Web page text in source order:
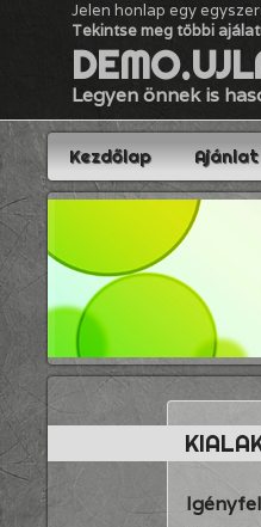
Jelen honlap egy
Tekintse meg többi
Legyen önnek is
Kezdőlap